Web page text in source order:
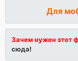
Для
Зачем нужен этот
сюда!